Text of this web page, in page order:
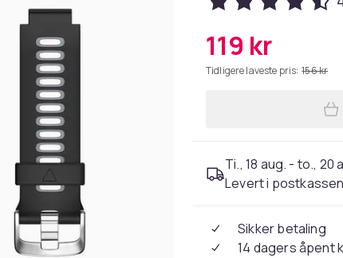
119 kr
Tidligere laveste pris: 156 kr
Ti., 18 aug. - to., 20
Levert i
Sikker betaling
14 dagers åpent